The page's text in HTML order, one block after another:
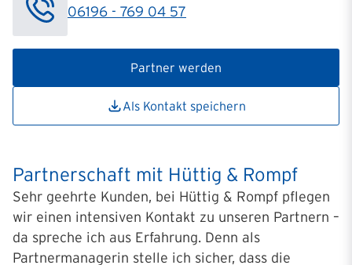
06196 - 769 04 57
Partner werden
Als Kontakt speichern
Partnerschaft mit Hüttig & Rompf
Sehr geehrte Kunden, bei Hüttig & Rompf pflegen
wir einen intensiven Kontakt zu unseren Partnern –
da spreche ich aus Erfahrung. Denn als
Partnermanagerin stelle ich sicher, dass die